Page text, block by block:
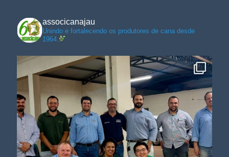
associcanajau
Unindo e fortalecendo os produtores de cana desde
1964.